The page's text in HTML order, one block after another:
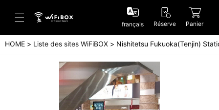
Aide/Contactez-nous
Centre d'aide (Japanese)
Centre d'aide (English)
français Réserve Panier
HOME Liste des sites WiFiBOX Nishitetsu Fukuoka(Tenjin)